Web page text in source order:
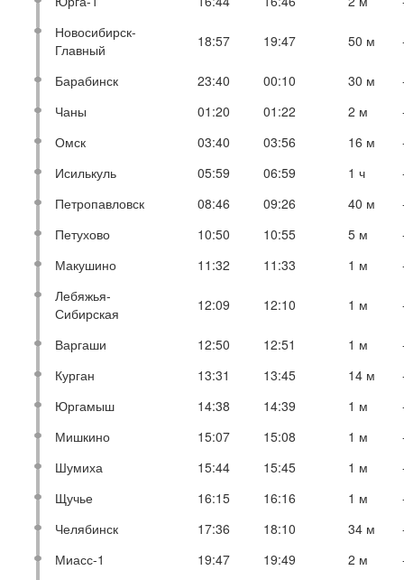
Новосибирск-
Главный
18:57 19:47 50 м
Барабинск 23:40 00:10 30 м
Чаны
01:20 01:22 2 м
Омск
03:40 03:56 16 м
Исилькуль
05:59 06:59 1 ч
Петропавловск
08:46 09:26 40 м
Петухово
10:50 10:55 5 м
Макушино
11:32 11:33 1 м
Лебяжья-
Сибирская
12:09 12:10 1 м
Варгаши 12:50 12:51 1 м
Курган
13:31 13:45 14 м
Юргамыш
14:38 14:39 1 м
Мишкино
15:07 15:08 1 м
Шумиха
15:44 15:45 1 м
Щучье
16:15 16:16 1 м
Челябинск
17:36 18:10 34 м
Миасс-1
19:47 19:49 2 м